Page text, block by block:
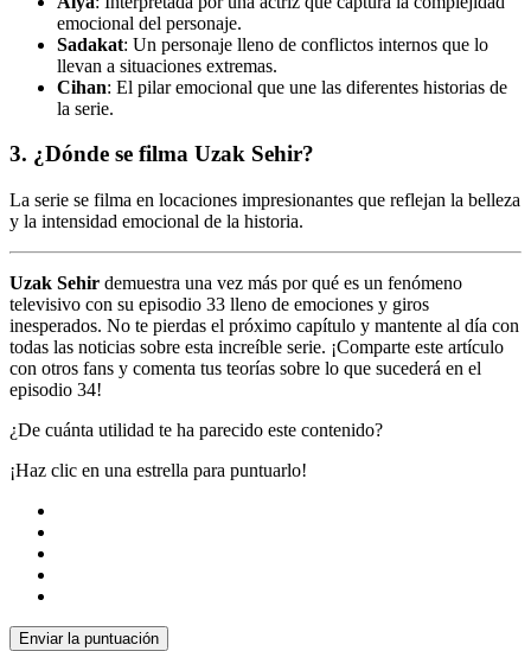
emocional del personaje.
Sadakat: Un personaje lleno de conflictos internos que lo
llevan a situaciones extremas.
Cihan: El pilar emocional que une las diferentes historias de
la serie.
3. ¿Dónde se filma Uzak Sehir?
La serie se filma en locaciones impresionantes que reflejan la belleza
y la intensidad emocional de la historia.
Uzak Sehir demuestra una vez más por qué es un fenómeno
televisivo con su episodio 33 lleno de emociones y giros
inesperados. No te pierdas el próximo capítulo y mantente al día con
todas las noticias sobre esta increíble serie. ¡Comparte este artículo
con otros fans y comenta tus teorías sobre lo que sucederá en el
episodio 34!
¿De cuánta utilidad te ha parecido este contenido?
¡Haz clic en una estrella para puntuarlo!
Enviar la puntuación